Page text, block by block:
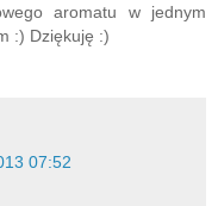
aromatu w jednym
:) Dziękuję :)
07:52